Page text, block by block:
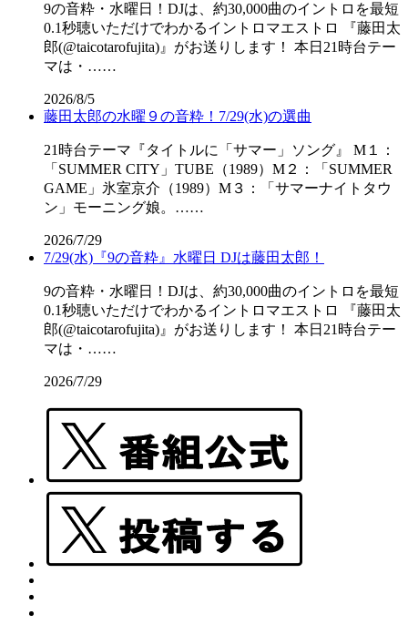
9の音粋・水曜日！DJは、約30,000曲のイントロを最短
0.1秒聴いただけでわかるイントロマエストロ 『藤田太
郎(@taicotarofujita)』がお送りします！ 本日21時台テー
マは・……
2026/8/5
藤田太郎の水曜９の音粋！7/29(水)の選曲
21時台テーマ『タイトルに「サマー」ソング』 M１：
「SUMMER CITY」TUBE（1989）M２：「SUMMER
GAME」氷室京介（1989）M３：「サマーナイトタウ
ン」モーニング娘。……
2026/7/29
7/29(水)『9の音粋』水曜日 DJは藤田太郎！
9の音粋・水曜日！DJは、約30,000曲のイントロを最短
0.1秒聴いただけでわかるイントロマエストロ 『藤田太
郎(@taicotarofujita)』がお送りします！ 本日21時台テー
マは・……
2026/7/29